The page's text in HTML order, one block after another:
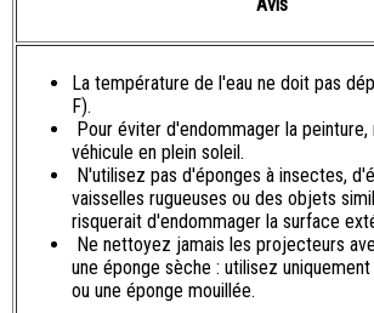
La température de l'eau ne doit pas
F).
Pour éviter d'endommager la peinture,
véhicule en plein soleil.
N'utilisez pas d'éponges à insectes,
vaisselles rugueuses ou des objets
risquerait d'endommager la surface
Ne nettoyez jamais les projecteurs
une éponge sèche : utilisez
ou une éponge mouillée.